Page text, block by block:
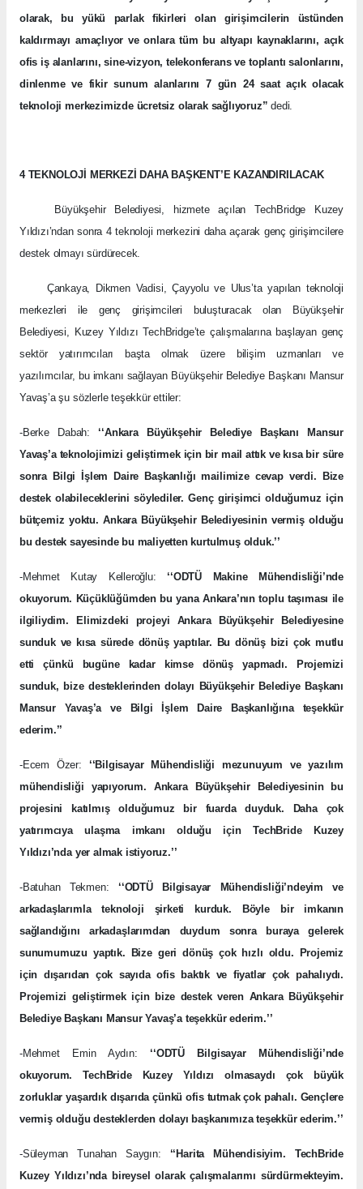
olarak, bu yükü parlak fikirleri olan girişimcilerin üstünden
kaldırmayı amaçlıyor ve onlara tüm bu altyapı kaynaklarını, açık
ofis iş alanlarını, sine-vizyon, telekonferans ve toplantı salonlarını,
dinlenme ve fikir sunum alanlarını 7 gün 24 saat açık olacak
teknoloji merkezimizde ücretsiz olarak sağlıyoruz”dedi.
4 TEKNOLOJİ MERKEZİ DAHA BAŞKENT’E KAZANDIRILACAK
Büyükşehir Belediyesi, hizmete açılan TechBridge Kuzey
Yıldızı’ndan sonra 4 teknoloji merkezini daha açarak genç girişimcilere
destek olmayı sürdürecek.
Çankaya, Dikmen Vadisi, Çayyolu ve Ulus’ta yapılan teknoloji
merkezleri ile genç girişimcileri buluşturacak olan Büyükşehir
Belediyesi, Kuzey Yıldızı TechBridge’te çalışmalarına başlayan genç
sektör yatırımcıları başta olmak üzere bilişim uzmanları ve
yazılımcılar, bu imkanı sağlayan Büyükşehir Belediye Başkanı Mansur
Yavaş’a şu sözlerle teşekkür ettiler:
-Berke Dabah:‘‘Ankara Büyükşehir Belediye Başkanı Mansur
Yavaş’a teknolojimizi geliştirmek için bir mail attık ve kısa bir süre
sonra Bilgi İşlem Daire Başkanlığı mailimize cevap verdi. Bize
destek olabileceklerini söylediler. Genç girişimci olduğumuz için
bütçemiz yoktu. Ankara Büyükşehir Belediyesinin vermiş olduğu
bu destek sayesinde bu maliyetten kurtulmuş olduk.’’
-Mehmet Kutay Kelleroğlu:‘‘ODTÜ Makine Mühendisliği’nde
okuyorum. Küçüklüğümden bu yana Ankara’nın toplu taşıması ile
ilgiliydim. Elimizdeki projeyi Ankara Büyükşehir Belediyesine
sunduk ve kısa sürede dönüş yaptılar. Bu dönüş bizi çok mutlu
etti çünkü bugüne kadar kimse dönüş yapmadı. Projemizi
sunduk, bize desteklerinden dolayı Büyükşehir Belediye Başkanı
Mansur Yavaş’a ve Bilgi İşlem Daire Başkanlığına teşekkür
ederim.’’
-Ecem Özer: ‘‘Bilgisayar Mühendisliği mezunuyum ve yazılım
mühendisliği yapıyorum. Ankara Büyükşehir Belediyesinin bu
projesini katılmış olduğumuz bir fuarda duyduk. Daha çok
yatırımcıya ulaşma imkanı olduğu için TechBride Kuzey
Yıldızı’nda yer almak istiyoruz.’’
-Batuhan Tekmen: ‘‘ODTÜ Bilgisayar Mühendisliği’ndeyim ve
arkadaşlarımla teknoloji şirketi kurduk. Böyle bir imkanın
sağlandığını arkadaşlarımdan duydum sonra buraya gelerek
sunumumuzu yaptık. Bize geri dönüş çok hızlı oldu. Projemiz
için dışarıdan çok sayıda ofis baktık ve fiyatlar çok pahalıydı.
Projemizi geliştirmek için bize destek veren Ankara Büyükşehir
Belediye Başkanı Mansur Yavaş’a teşekkür ederim.’’
-Mehmet Emin Aydın:‘‘ODTÜ Bilgisayar Mühendisliği’nde
okuyorum. TechBride Kuzey Yıldızı olmasaydı çok büyük
zorluklar yaşardık dışarıda çünkü ofis tutmak çok pahalı. Gençlere
vermiş olduğu desteklerden dolayı başkanımıza teşekkür ederim.’’
-Süleyman Tunahan Saygın: ‘‘Harita Mühendisiyim. TechBride
Kuzey Yıldızı’nda bireysel olarak çalışmalarımı sürdürmekteyim.